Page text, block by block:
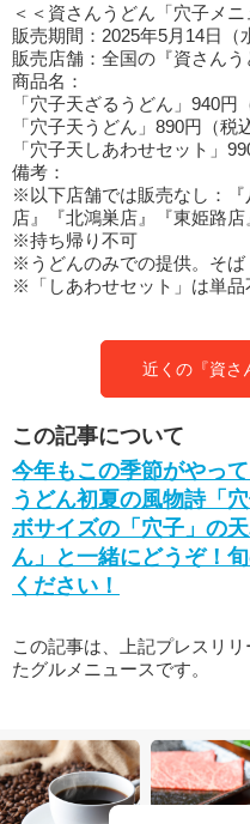
＜＜資さんうどん「穴子メ
販売期間：2025年5月14日（
販売店舗：全国の『資さんう
商品名：
「穴子天ざるうどん」940円
「穴子天うどん」890円（税
「穴子天しあわせセット」
備考：
※以下店舗では販売なし：
店』『北鴻巣店』『東姫路店
※持ち帰り不可
※うどんのみでの提供。そば
※「しあわせセット」は単品
近くの『資さ
この記事について
今年もこの季節がやっ
うどん初夏の風物詩「
ボサイズの「穴子」の
ん」と一緒にどうぞ！
ください！
この記事は、上記プレスリ
たグルメニュースです。